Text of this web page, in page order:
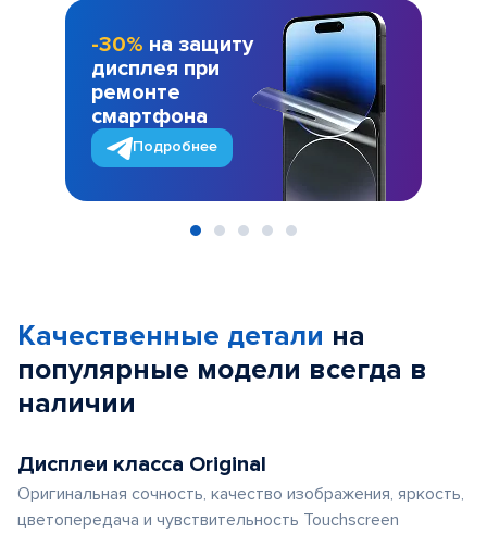
-30% на защиту
дисплея при
ремонте
смартфона
Подробнее
Качественные детали на
популярные модели всегда в
наличии
Дисплеи класса Original
Оригинальная сочность, качество изображения, яркость,
цветопередача и чувствительность Touchscreen